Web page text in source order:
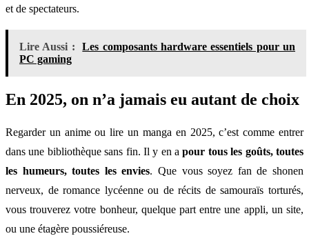
et de spectateurs.
Lire Aussi :
Les composants hardware essentiels pour un
PC gaming
En 2025, on n’a jamais eu autant de choix
Regarder un anime ou lire un manga en 2025, c’est comme entrer
dans une bibliothèque sans fin. Il y en apour tous les goûts, toutes
les humeurs, toutes les envies. Que vous soyez fan de shonen
nerveux, de romance lycéenne ou de récits de samouraïs torturés,
vous trouverez votre bonheur, quelque part entre une appli, un site,
ou une étagère poussiéreuse.